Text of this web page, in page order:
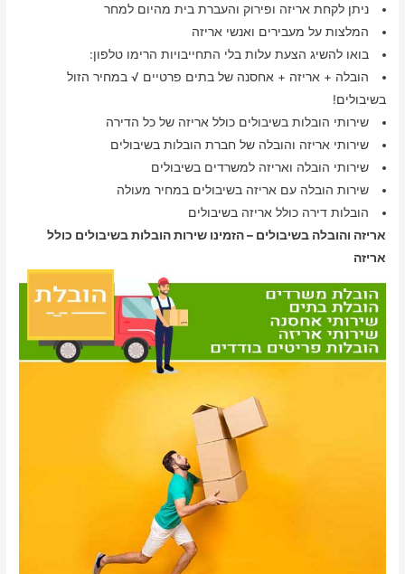
ניתן לקחת אריזה ופירוק והעברת בית מהיום למחר
המלצות על מעבירים ואנשי אריזה
בואו להשיג הצעת עלות בלי התחייבויות הרימו טלפון:
הובלה + אריזה + אחסנה של בתים פרטיים √ במחיר הזול
בשיבולים!
שירותי הובלות בשיבולים כולל אריזה של כל הדירה
שירותי אריזה והובלה של חברת הובלות בשיבולים
שירותי הובלה ואריזה למשרדים בשיבולים
שירות הובלה עם אריזה בשיבולים במחיר מעולה
הובלות דירה כולל אריזה בשיבולים
אריזה והובלה בשיבולים – הזמינו שירות הובלות בשיבולים כולל
אריזה